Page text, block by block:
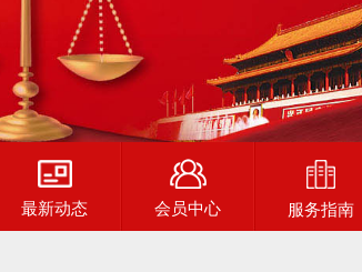
最新动态 会员中心 服务指南